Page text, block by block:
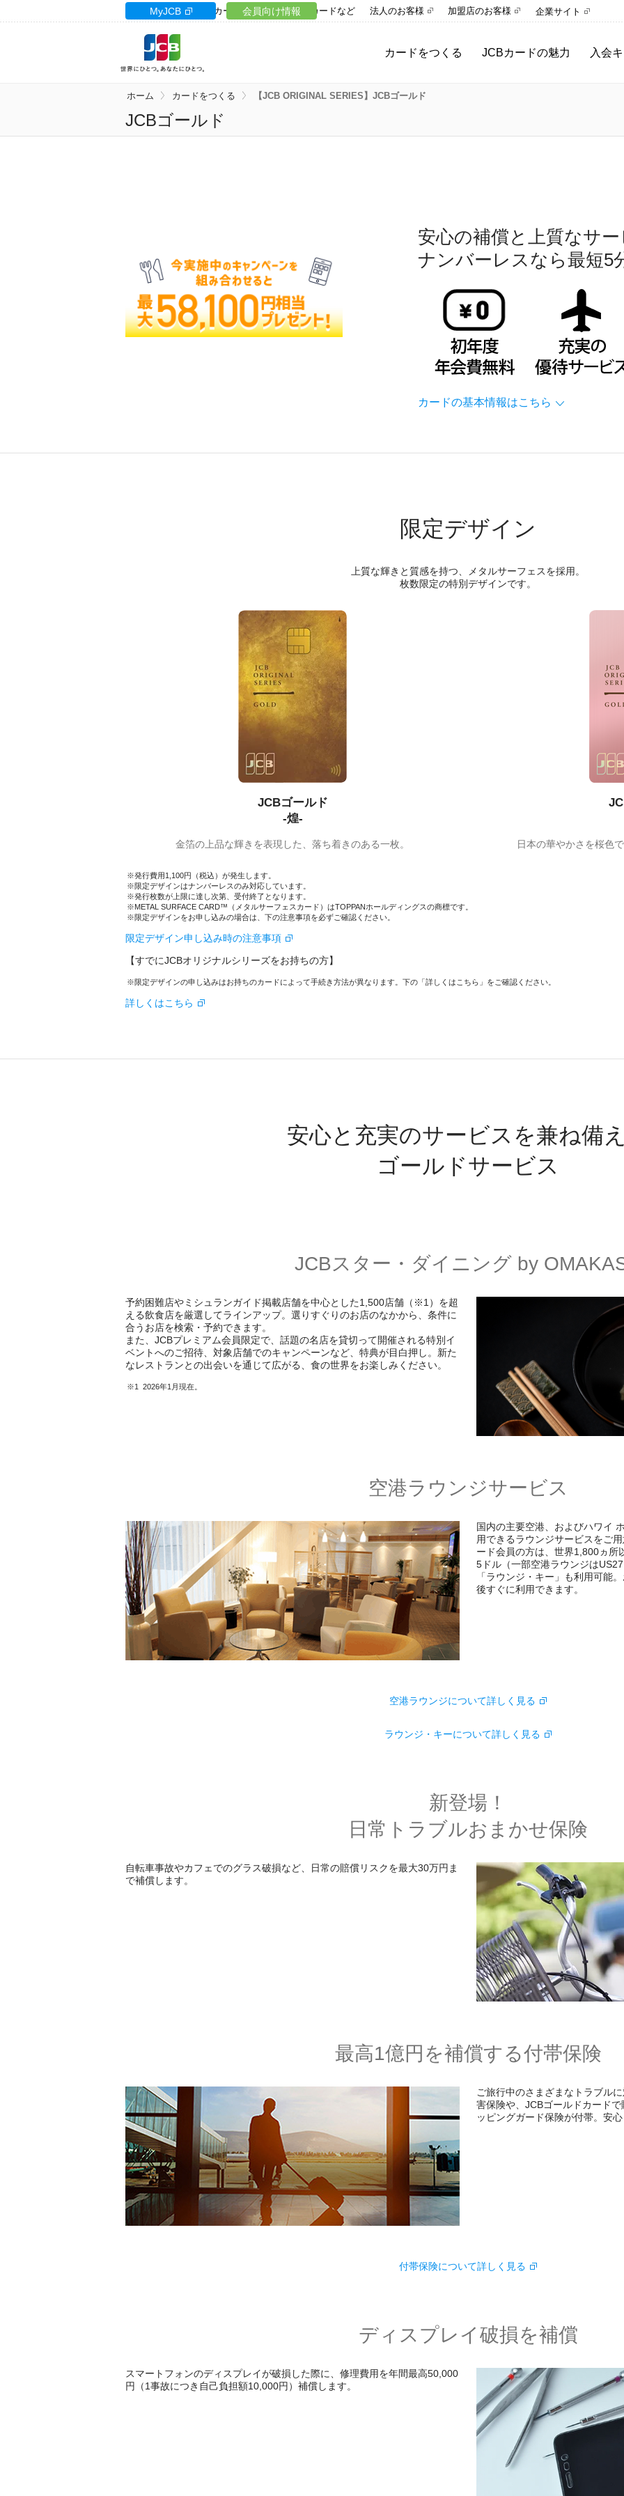
カードサイト
カードをつくる JCBカードの魅力 入会
カードローン ギフトカードなど 法人のお客様 加盟店のお客様 企業サイト
会員向け情報
MyJCB
ホーム カードをつくる 【JCB ORIGINAL SERIES】JCBゴールド
JCBゴールド
安心の補償と上質なサ
ナンバーレスなら最短5
カードの基本情報はこちら
限定デザイン
上質な輝きと質感を持つ、メタルサーフェスを採用。
枚数限定の特別デザインです。
JCBゴールド
-煌-
金箔の上品な輝きを表現した、落ち着きのある一枚。 日本の華やかさを桜色
発行費用1,100円（税込）が発生します。
限定デザインはナンバーレスのみ対応しています。
発行枚数が上限に達し次第、受付終了となります。
METAL SURFACE CARD™（メタルサーフェスカード）はTOPPANホールディングスの商標です。
限定デザインをお申し込みの場合は、下の注意事項を必ずご確認ください。
限定デザイン申し込み時の注意事項
【すでにJCBオリジナルシリーズをお持ちの方】
限定デザインの申し込みはお持ちのカードによって手続き方法が異なります。下の「詳しくはこちら」をご確認ください。
詳しくはこちら
安心と充実のサービスを兼ね備
ゴールドサービス
JCBスター・ダイニング by
予約困難店やミシュランガイド掲載店舗を中心とした1,500店舗（※1）を超
える飲食店を厳選してラインアップ。選りすぐりのお店のなかから、条件に
合うお店を検索・予約できます。
また、JCBプレミアム会員限定で、話題の名店を貸切って開催される特別イ
ベントへのご招待、対象店舗でのキャンペーンなど、特典が目白押し。新た
なレストランとの出会いを通じて広がる、食の世界をお楽しみください。
1 2026年1月現在。
空港ラウンジサービス
国内の主要空港、およびハワイ
用できるラウンジサービスをご
ード会員の方は、世界1,800ヵ所
5ドル（一部空港ラウンジは
「ラウンジ・キー」も利用可能
後すぐに利用できます。
空港ラウンジについて詳しく見る
ラウンジ・キーについて詳しく見る
新登場！
日常トラブルおまかせ保険
自転車事故やカフェでのグラス破損など、日常の賠償リスクを最大30万円ま
で補償します。
最高1億円を補償する付帯保険
ご旅行中のさまざまなトラブル
害保険や、JCBゴールドカード
ッピングガード保険が付帯。安
付帯保険について詳しく見る
ディスプレイ破損を補償
スマートフォンのディスプレイが破損した際に、修理費用を年間最高50,000
円（1事故につき自己負担額10,000円）補償します。